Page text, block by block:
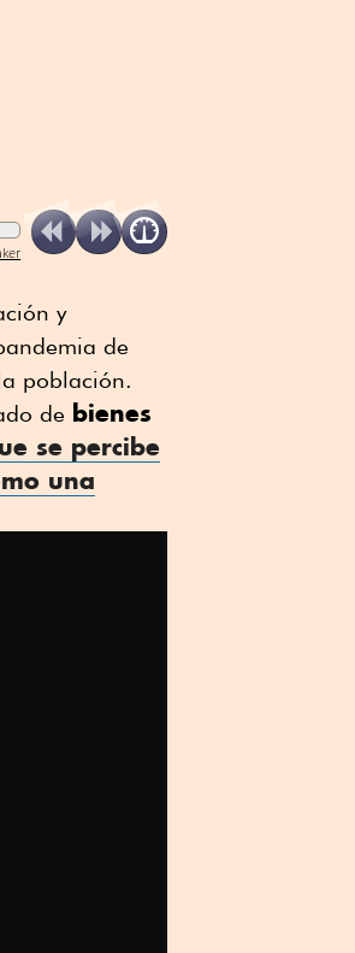
y
de
población.
de bienes
se percibe
una